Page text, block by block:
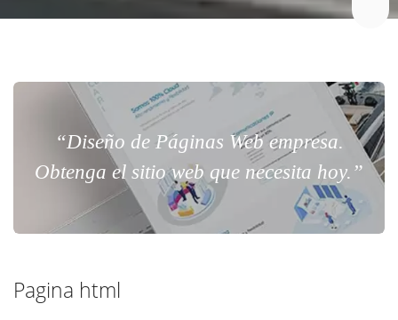
“Diseño de Páginas Web empresa.
Obtenga el sitio web que necesita hoy.”
Pagina html